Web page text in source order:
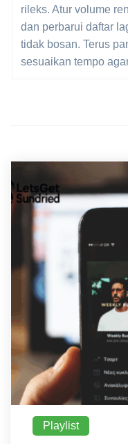
rileks. Atur volume
dan perbarui daftar
tidak bosan. Terus
sesuaikan tempo
Playlist